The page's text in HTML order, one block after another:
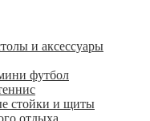
и аксессуары
футбол
стойки и щиты
отдыха